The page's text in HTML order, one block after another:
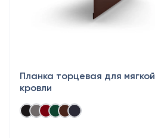
Планка торцевая для мягкой
кровли